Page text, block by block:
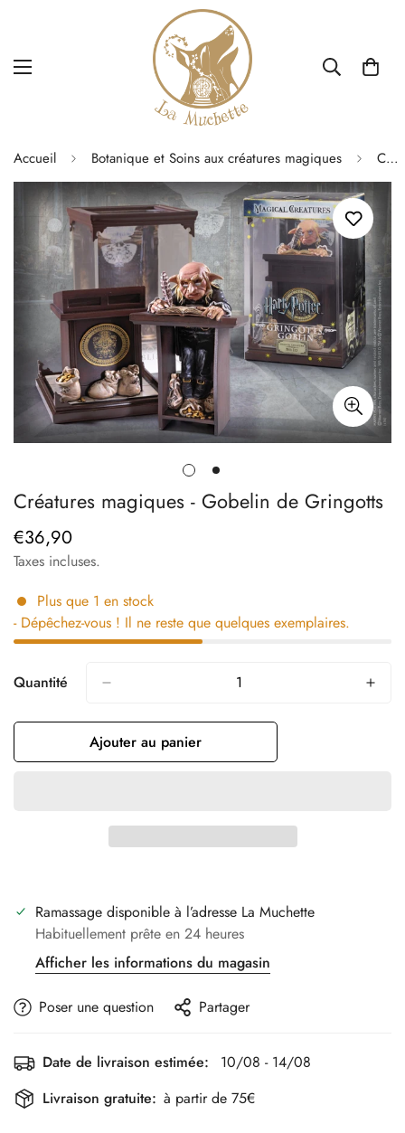
Accueil Botanique et Soins aux créatures magiques Créatures magiques - Gobelin de Gringotts
Créatures magiques - Gobelin de Gringotts
Prix
régulier
€36,90
Taxes incluses.
Plus que 1 en stock
- Dépêchez-vous ! Il ne reste que quelques exemplaires.
Quantité
Ajouter au panier
Ramassage disponible à l’adresse La Muchette
Habituellement prête en 24 heures
Afficher les informations du magasin
Poser une question Partager
Date de livraison estimée:
10/08 - 14/08
Livraison gratuite: à partir de 75€